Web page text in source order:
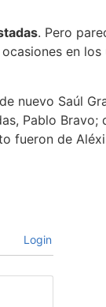
. Pero
en los
nuevo Saúl
Pablo Bravo;
fueron de
Login